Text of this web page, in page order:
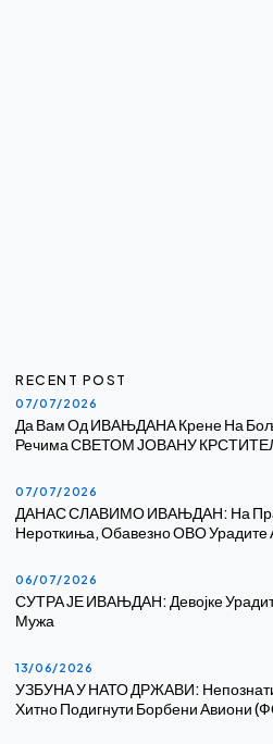
RECENT POST
07/07/2026
Да Вам Од ИВАЊДАНА Крене На
Речима СВЕТОМ ЈОВАНУ
07/07/2026
ДАНАС СЛАВИМО ИВАЊДАН: На
Нероткиња, Обавезно ОВО
06/07/2026
СУТРА ЈЕ ИВАЊДАН: Девојке
Мужа
13/06/2026
УЗБУНА У НАТО ДРЖАВИ:
Хитно Подигнути Борбени Авиони